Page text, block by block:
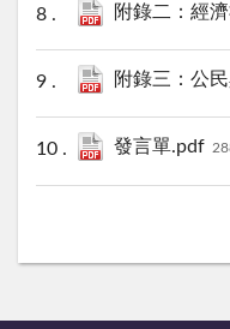
附錄二：經濟
附錄三：公民與政治
發言單.pdf